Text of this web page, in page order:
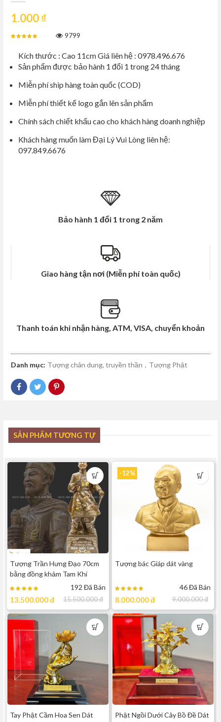
1.000₫
9799
Kích thước : Cao 11cm Giá liên hệ : 0978.496.676
Sản phẩm được bảo hành 1 đổi 1 trong 24 tháng
Miễn phí ship hàng toàn quốc (COD)
Miễn phí thiết kế logo gắn lên sản phẩm
Chính sách chiết khấu cao cho khách hàng doanh nghiệp
Khách hàng muốn làm Đại Lý Vui Lòng liên hệ:
097.849.6676
Bảo hành 1 đổi 1 trong 2 năm
Giao hàng tận nơi (Miễn phí toàn quốc)
Thanh toán khi nhận hàng, ATM, VISA, chuyển khoản
Danh mục: Tượng chân dung, truyền thần , Tượng Phật
SẢN PHẨM TƯƠNG TỰ
Tượng Trần Hưng Đạo 70cm
bằng đồng khảm Tam Khí
192 Đã Bán
13.500.000đ 15.500.000đ
-12%
Tượng bác Giáp dát vàng
46 Đã Bán
8.000.000đ 9.000.000đ
Tay Phật Cầm Hoa Sen Dát
Phật Ngồi Dưới Cây Bồ Đề Dát